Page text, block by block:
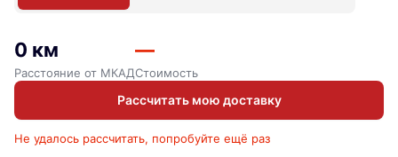
0 км
Расстояние от МКАД
—
Стоимость
Рассчитать мою доставку
Не удалось рассчитать, попробуйте ещё раз